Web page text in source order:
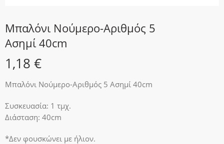
Μπαλόνι Νούμερο-Αριθμός 5
Ασημί 40cm
1,18 €
Μπαλόνι Νούμερο-Αριθμός 5 Ασημί 40cm
Συσκευασία: 1 τμχ.
Διάσταση: 40cm
*Δεν φουσκώνει με ήλιον.